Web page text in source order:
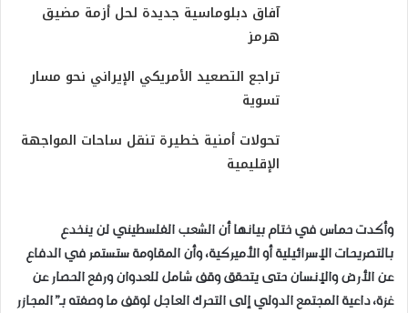
آفاق دبلوماسية جديدة لحل أزمة مضيق
هرمز
تراجع التصعيد الأمريكي الإيراني نحو مسار
تسوية
تحولات أمنية خطيرة تنقل ساحات المواجهة
الإقليمية
وأكدت حماس في ختام بيانها أن الشعب الفلسطيني لن ينخدع
بالتصريحات الإسرائيلية أو الأميركية، وأن المقاومة ستستمر في الدفاع
عن الأرض والإنسان حتى يتحقق وقف شامل للعدوان ورفع الحصار عن
غزة، داعية المجتمع الدولي إلى التحرك العاجل لوقف ما وصفته بـ”المجازر